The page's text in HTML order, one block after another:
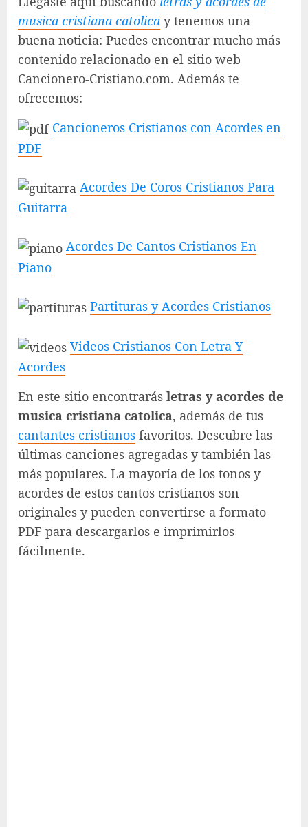
musica cristiana catolica y tenemos una
buena noticia: Puedes encontrar mucho más
contenido relacionado en el sitio web
Cancionero-Cristiano.com. Además te
ofrecemos:
Cancioneros Cristianos con Acordes en
PDF
Acordes De Coros Cristianos Para
Guitarra
Acordes De Cantos Cristianos En
Piano
Partituras y Acordes Cristianos
Videos Cristianos Con Letra Y
Acordes
En este sitio encontrarás letras y acordes de
musica cristiana catolica, además de tus
cantantes cristianos favoritos. Descubre las
últimas canciones agregadas y también las
más populares. La mayoría de los tonos y
acordes de estos cantos cristianos son
originales y pueden convertirse a formato
PDF para descargarlos e imprimirlos
fácilmente.